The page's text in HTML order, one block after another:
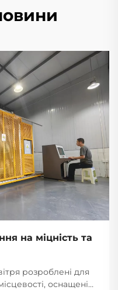
на міцність та
розроблені для
оснащені